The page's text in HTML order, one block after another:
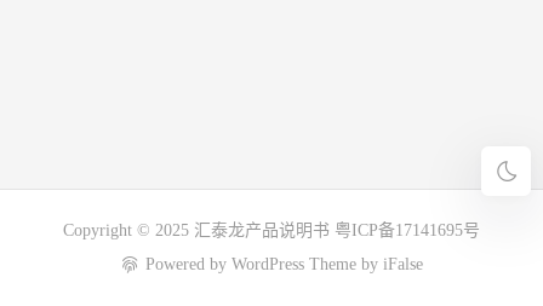
Copyright © 2025 汇泰龙产品说明书 粤ICP备17141695号
Powered by WordPress Theme by iFalse